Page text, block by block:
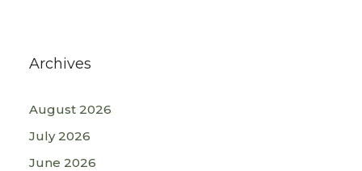
Archives
August 2026
July 2026
June 2026